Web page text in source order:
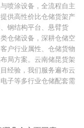
喷涂设备，全流程自主
供高性价比仓储货架产
钢结构平台、悬臂货
仓储设备，深耕仓储空
户行业属性、仓储货物
局方案。云南储昆货架
经验，我们服务遍布云
子等多行业仓储配套需